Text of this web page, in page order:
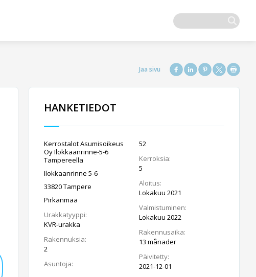
HANKETIEDOT
Kerrostalot Asumisoikeus
Oy Ilokkaanrinne-5-6
Tampereella
Ilokkaanrinne 5-6
33820 Tampere
Pirkanmaa
Urakkatyyppi:
KVR-urakka
Rakennuksia:
2
Asuntoja:
52
Kerroksia:
5
Aloitus:
Lokakuu 2021
Valmistuminen:
Lokakuu 2022
Rakennusaika:
13 månader
Päivitetty:
2021-12-01